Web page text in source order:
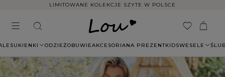
LIMITOWANE KOLEKCJE SZYTE W POLSCE
SUKIENKI ODZIEŻOBUWIEAKCESORIANA PREZENTKIDSWESELE